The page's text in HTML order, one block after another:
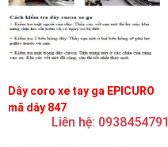
Dây coro xe tay ga EPICURO
mã dây 847
Liên hệ: 0938454791